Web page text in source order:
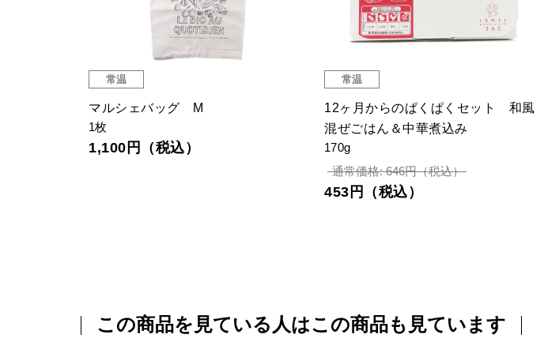
常温
純国産無添加りんごゼリー
11個
376円（税込）
常温
マルシェバッグ Ｌ
1枚
1,650円（税込）
この商品を見ている人はこの商品も見ています